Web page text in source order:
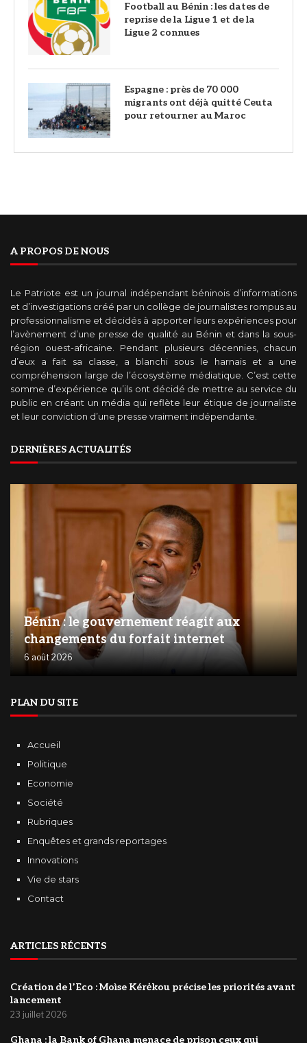
Football au Bénin : les dates de
reprise de la Ligue 1 et de la
Ligue 2 connues
‎Espagne : près de 70 000
migrants ont déjà quitté Ceuta
pour retourner au Maroc
A PROPOS DE NOUS
Le Patriote est un journal indépendant béninois d’informations
et d’investigations créé par un collège de journalistes rompus au
professionnalisme et décidés à apporter leurs expériences pour
l’avènement d’une presse de qualité au Bénin et dans la sous-
région ouest-africaine. Pendant plusieurs décennies, chacun
d’eux a fait sa classe, a blanchi sous le harnais et a une
compréhension large de l’écosystème médiatique. C’est cette
somme d’expérience qu’ils ont décidé de mettre au service du
public en créant un média qui reflète leur étique de journaliste
et leur conviction d’une presse vraiment indépendante.
DERNIÈRES ACTUALITÉS
Bénin : le gouvernement réagit aux
changements du forfait internet
6 août 2026
PLAN DU SITE
Accueil
Politique
Economie
Société
Rubriques
Enquêtes et grands reportages
Innovations
Vie de stars
Contact
ARTICLES RÉCENTS
Création de l’Eco : Moìse Kérėkou précise les priorités avant
lancement
23 juillet 2026
‎Ghana : la Bank of Ghana menace de prison ceux qui